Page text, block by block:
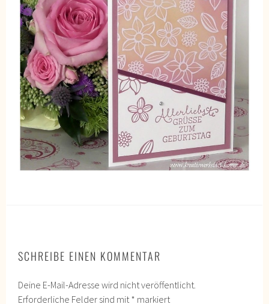
SCHREIBE EINEN KOMMENTAR
Deine E-Mail-Adresse wird nicht veröffentlicht.
Erforderliche Felder sind mit * markiert